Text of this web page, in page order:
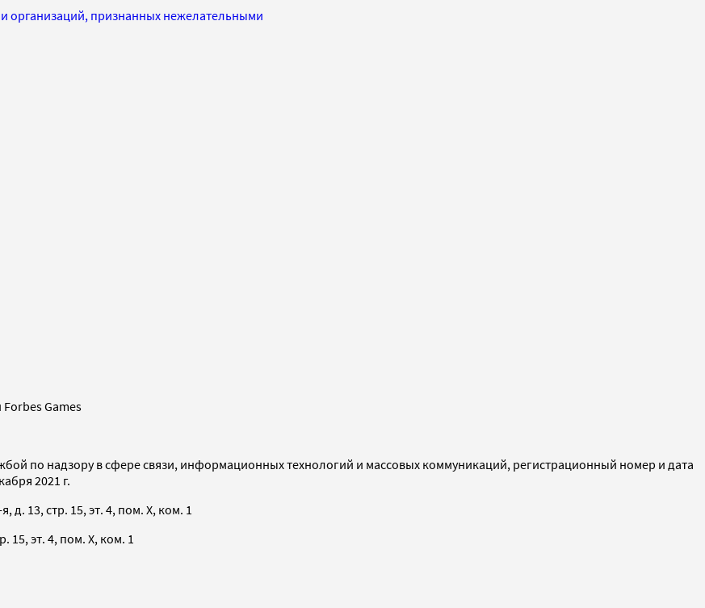
организаций, признанных нежелательными
Forbes Games
по надзору в сфере связи, информационных технологий и массовых коммуникаций, регистрационный номер и дата
2021 г.
д. 13, стр. 15, эт. 4, пом. X, ком. 1
15, эт. 4, пом. X, ком. 1